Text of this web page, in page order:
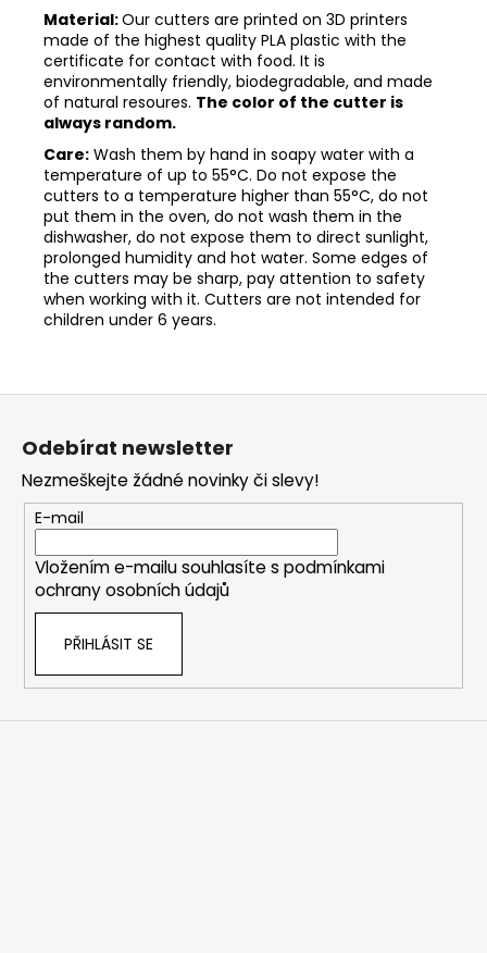
Material:Our cutters are printed on 3D printers
made of the highest quality PLA plastic with the
certificate for contact with food. It is
environmentally friendly, biodegradable, and made
of natural resoures. The color of the cutter is
always random.
Care: Wash them by hand in soapy water with a
temperature of up to 55°C. Do not expose the
cutters to a temperature higher than 55°C, do not
put them in the oven, do not wash them in the
dishwasher, do not expose them to direct sunlight,
prolonged humidity and hot water. Some edges of
the cutters may be sharp, pay attention to safety
when working with it. Cutters are not intended for
children under 6 years.
Z
Odebírat newsletter
Nezmeškejte žádné novinky či slevy!
E-mail
Vložením e-mailu souhlasíte s podmínkami
ochrany osobních údajů
PŘIHLÁSIT SE